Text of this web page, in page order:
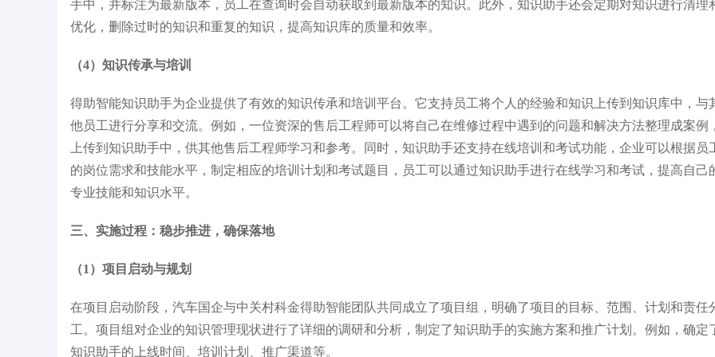
手中，并标注为最新版本，员工在查询时会自动获取到最新版本的知识。此外，知识助手还会定期对知识进行清理
优化，删除过时的知识和重复的知识，提高知识库的质量和效率。
（4）知识传承与培训
得助智能知识助手为企业提供了有效的知识传承和培训平台。它支持员工将个人的经验和知识上传到知识库中，与
他员工进行分享和交流。例如，一位资深的售后工程师可以将自己在维修过程中遇到的问题和解决方法整理成案例，
上传到知识助手中，供其他售后工程师学习和参考。同时，知识助手还支持在线培训和考试功能，企业可以根据员
的岗位需求和技能水平，制定相应的培训计划和考试题目，员工可以通过知识助手进行在线学习和考试，提高自己
专业技能和知识水平。
三、实施过程：稳步推进，确保落地
（1）项目启动与规划
在项目启动阶段，汽车国企与中关村科金得助智能团队共同成立了项目组，明确了项目的目标、范围、计划和责任
工。项目组对企业的知识管理现状进行了详细的调研和分析，制定了知识助手的实施方案和推广计划。例如，确定
知识助手的上线时间、培训计划、推广渠道等。